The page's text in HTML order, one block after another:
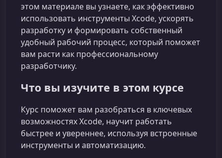
этом материале вы узнаете, как эффективно
использовать инструменты Xcode, ускорять
разработку и формировать собственный
удобный рабочий процесс, который поможет
вам расти как профессиональному
разработчику.
Что вы изучите в этом курсе
Курс поможет вам разобраться в ключевых
возможностях Xcode, научит работать
быстрее и увереннее, используя встроенные
инструменты и автоматизацию.